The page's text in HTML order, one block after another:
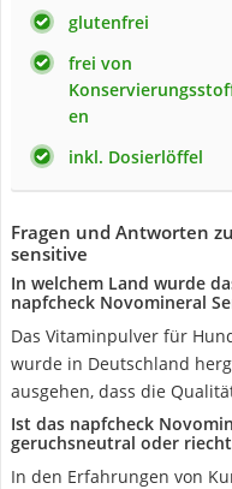
glutenfrei
frei von
en
inkl. Dosierlöffel
Fragen und Antworten
sensitive
In welchem Land wurde
napfcheck Novomineral
Das Vitaminpulver für
wurde in Deutschland
ausgehen, dass die
Ist das napfcheck
geruchsneutral oder
In den Erfahrungen von